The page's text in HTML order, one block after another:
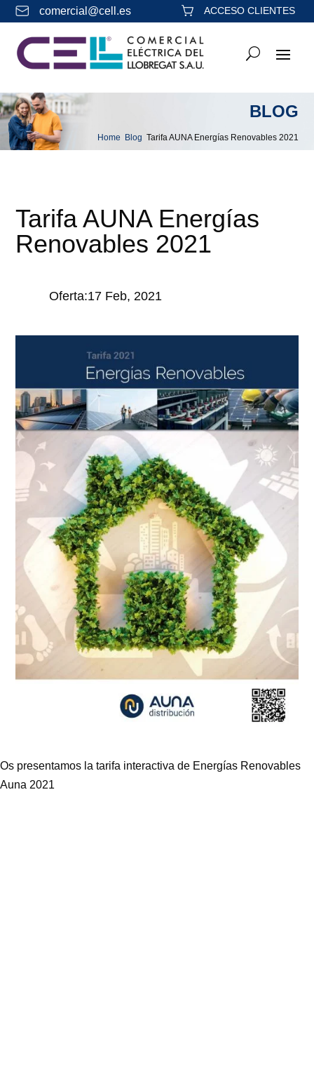
comercial@cell.es ACCESO CLIENTES
BLOG
Home &#x39;
Blog &#x39;
Tarifa AUNA Energías Renovables 2021
Tarifa AUNA Energías
Renovables 2021
Oferta:17 Feb, 2021
Os presentamos la tarifa interactiva de Energías Renovables
Auna 2021